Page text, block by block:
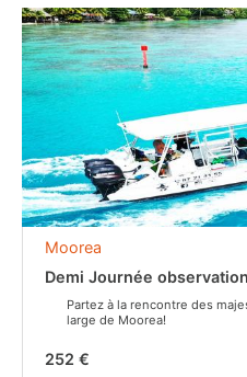
Moorea
Demi Journée
Partez à la rencontre des
large de Moorea!
252 €